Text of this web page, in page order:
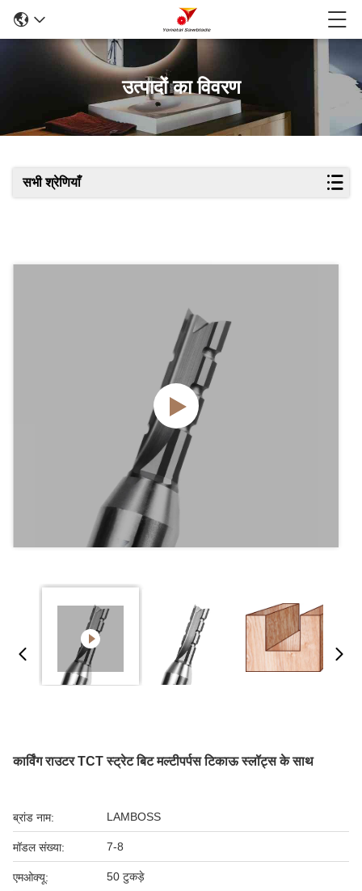
उत्पादों का विवरण
सभी श्रेणियाँ
कार्विंग राउटर TCT स्ट्रेट बिट मल्टीपर्पस टिकाऊ स्लॉट्स के साथ
ब्रांड नाम: LAMBOSS
मॉडल संख्या: 7-8
एमओक्यू: 50 टुकड़े